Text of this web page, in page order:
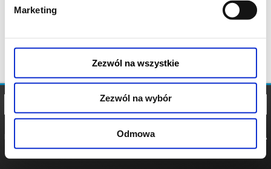
Marketing
Zezwól na wszystkie
Zezwól na wybór
Odmowa
POLITYKA
POLITYKA